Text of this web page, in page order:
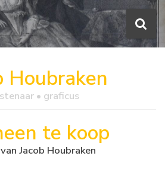
Houbraken
• graficus
te koop
Jacob Houbraken